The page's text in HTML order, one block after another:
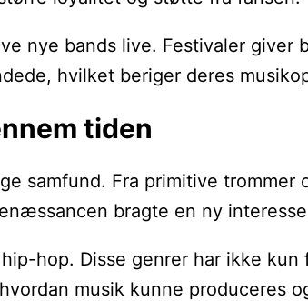
nye bands live. Festivaler
hvilket beriger deres
tiden
Fra primitive
bragte en ny
hop. Disse genrer har ikke
musik kunne produceres